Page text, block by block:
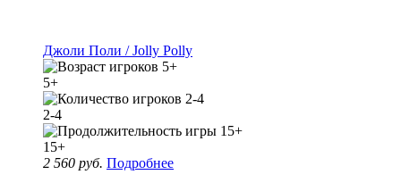
Джоли Поли / Jolly Polly
5+
2-4
15+
2 560 руб. Подробнее